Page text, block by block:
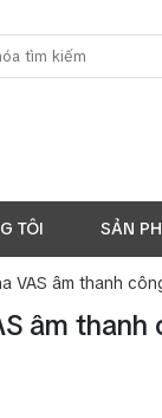
TÔI SẢN
VAS âm thanh
âm